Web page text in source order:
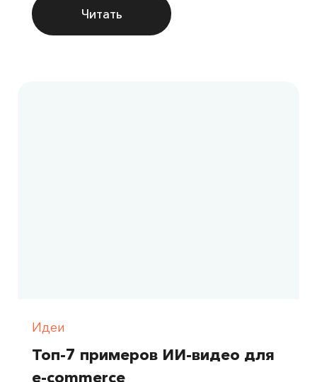
Читать
Идеи
Топ-7 примеров ИИ-видео для
e-commerce